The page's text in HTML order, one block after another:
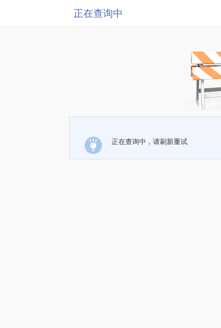
正在查询中
正在查询中，请刷新重试